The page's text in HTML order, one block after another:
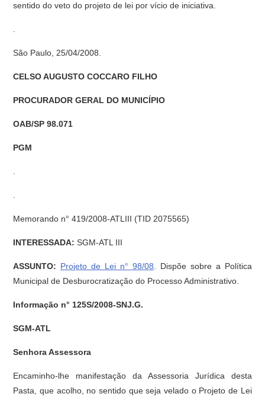
sentido do veto do projeto de lei por vício de iniciativa.
São Paulo, 25/04/2008.
CELSO AUGUSTO COCCARO FILHO
PROCURADOR GERAL DO MUNICÍPIO
OAB/SP 98.071
PGM
Memorando n° 419/2008-ATLIII (TID 2075565)
INTERESSADA: SGM-ATL III
ASSUNTO: Projeto de Lei n° 98/08 . Dispõe sobre a Política
Municipal de Desburocratização do Processo Administrativo.
Informação n° 125S/2008-SNJ.G.
SGM-ATL
Senhora Assessora
Encaminho-lhe manifestação da Assessoria Jurídica desta
Pasta, que acolho, no sentido que seja velado o Projeto de Lei